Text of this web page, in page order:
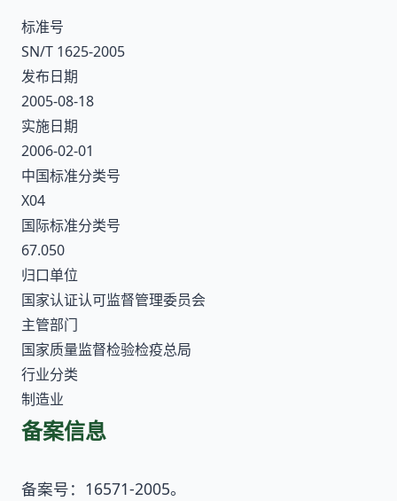
标准号
SN/T 1625-2005
发布日期
2005-08-18
实施日期
2006-02-01
中国标准分类号
X04
国际标准分类号
67.050
归口单位
国家认证认可监督管理委员会
主管部门
国家质量监督检验检疫总局
行业分类
制造业
备案信息
备案号：16571-2005。